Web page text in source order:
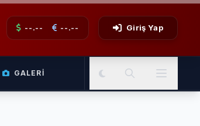
--.-- --.-- Giriş Yap
GALERI